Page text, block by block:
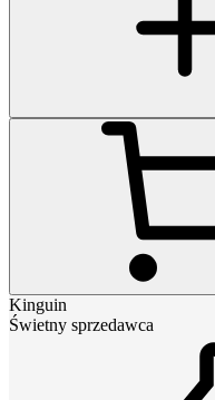
Kinguin
Świetny sprzedawca